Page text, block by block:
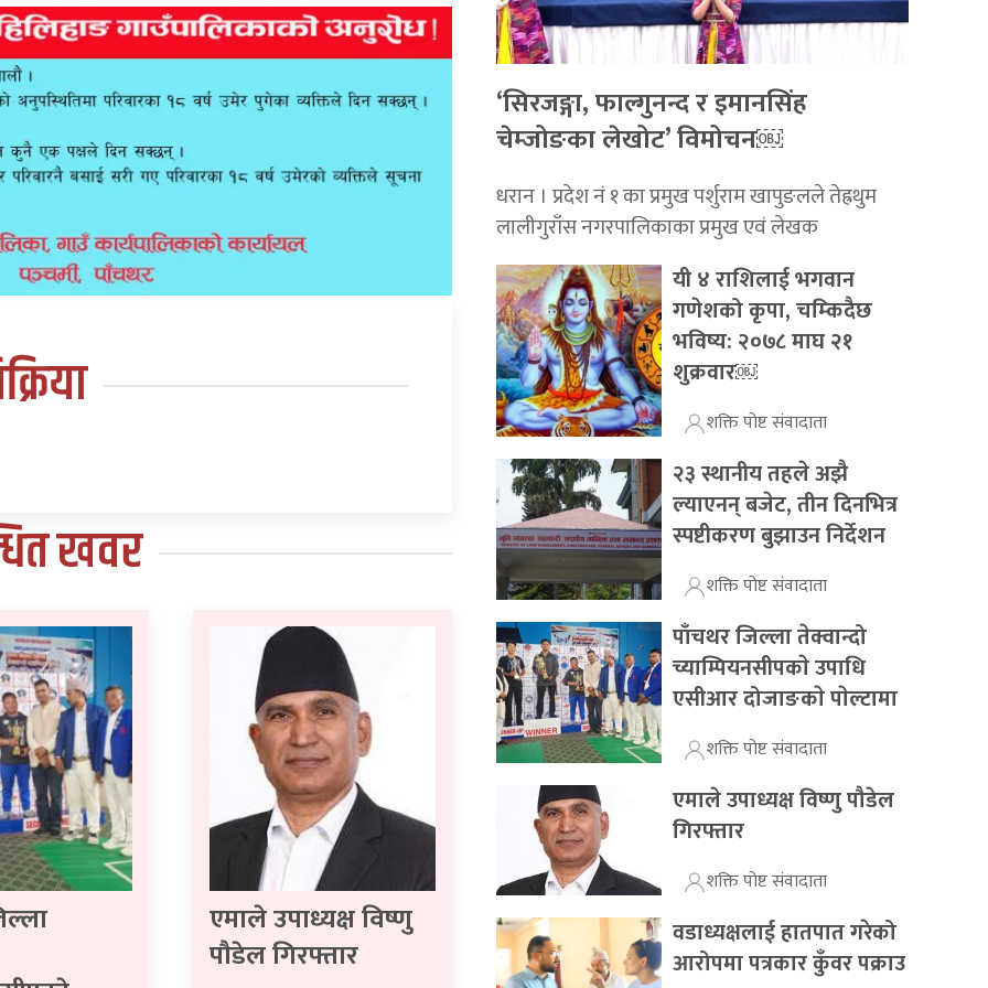
खवर
एमाले उपाध्यक्ष विष्णु
पौडेल गिरफ्तार
‘सिरजङ्गा, फाल्गुनन्द र इमानसिंह
चेम्जोङका लेखोट’ विमोचन￼
धरान । प्रदेश नं १ का प्रमुख पर्शुराम खापुङलले तेह्रथुम
लालीगुराँस नगरपालिकाका प्रमुख एवं लेखक
यी ४ राशिलाई भगवान
गणेशको कृपा, चम्किदैछ
भविष्य: २०७८ माघ २१
शुक्रवार￼
शक्ति पोष्ट संवादाता
२३ स्थानीय तहले अझै
ल्याएनन् बजेट, तीन दिनभित्र
स्पष्टीकरण बुझाउन निर्देशन
शक्ति पोष्ट संवादाता
पाँचथर जिल्ला तेक्वान्दो
च्याम्पियनसीपकाे उपाधि
एसीआर दोजाङकाे पाेल्टामा
शक्ति पोष्ट संवादाता
एमाले उपाध्यक्ष विष्णु पौडेल
गिरफ्तार
शक्ति पोष्ट संवादाता
वडाध्यक्षलाई हातपात गरेको
आरोपमा पत्रकार कुँवर पक्राउ